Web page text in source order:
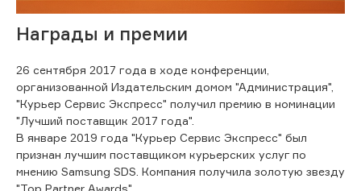
Награды и премии
26 сентября 2017 года в ходе конференции,
организованной Издательским домом "Администрация",
"Курьер Сервис Экспресс" получил премию в номинации
"Лучший поставщик 2017 года".
В январе 2019 года "Курьер Сервис Экспресс" был
признан лучшим поставщиком курьерских услуг по
мнению Samsung SDS. Компания получила золотую звезду
"Top Partner Awards".